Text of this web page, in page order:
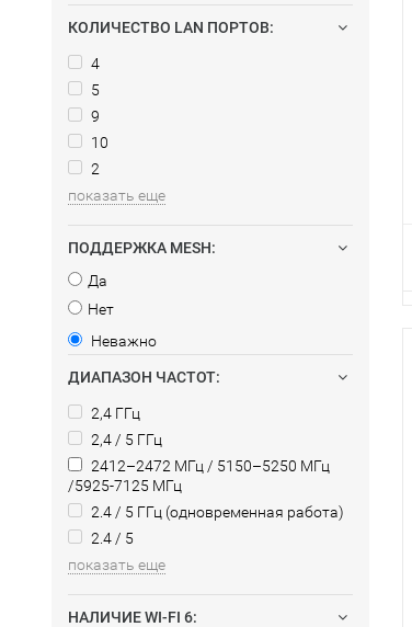
КОЛИЧЕСТВО LAN ПОРТОВ:
4
5
9
10
2
показать еще
ПОДДЕРЖКА MESH:
Да
Нет
Неважно
ДИАПАЗОН ЧАСТОТ:
2,4 ГГц
2,4 / 5 ГГц
2412–2472 МГц / 5150–5250 МГц
/5925-7125 МГц
2.4 / 5 ГГц (одновременная работа)
2.4 / 5
показать еще
НАЛИЧИЕ WI-FI 6: